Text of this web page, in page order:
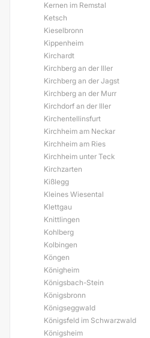
Kernen im Remstal
Ketsch
Kieselbronn
Kippenheim
Kirchardt
Kirchberg an der Iller
Kirchberg an der Jagst
Kirchberg an der Murr
Kirchdorf an der Iller
Kirchentellinsfurt
Kirchheim am Neckar
Kirchheim am Ries
Kirchheim unter Teck
Kirchzarten
Kißlegg
Kleines Wiesental
Klettgau
Knittlingen
Kohlberg
Kolbingen
Köngen
Königheim
Königsbach-Stein
Königsbronn
Königseggwald
Königsfeld im Schwarzwald
Königsheim